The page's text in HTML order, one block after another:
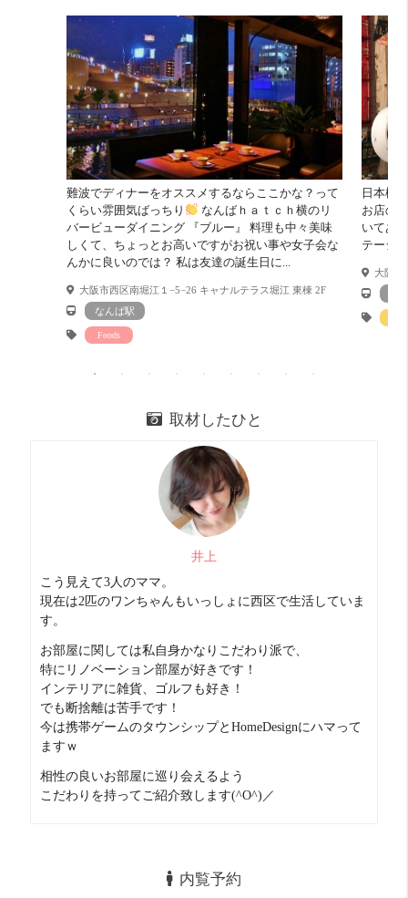
明るさ 良い！ 16 点
明るいお部屋です。
難波でディナーをオススメするならここかな？って
くらい雰囲気ばっちり
なんばｈａｔｃｈ横のリ
バービューダイニング 『ブルー』 料理も中々美味
しくて、ちょっとお高いですがお祝い事や女子会な
んかに良いのでは？ 私は友達の誕生日に...
大阪市西区南堀江１−5−26 キャナルテラス堀江 東棟 2F
なんば駅
Foods
日本橋
お店の
いてあ
テージ
大阪府
取材したひと
井上
こう見えて3人のママ。
現在は2匹のワンちゃんもいっしょに西区で生活していま
す。
お部屋に関しては私自身かなりこだわり派で、
特にリノベーション部屋が好きです！
インテリアに雑貨、ゴルフも好き！
でも断捨離は苦手です！
今は携帯ゲームのタウンシップとHomeDesignにハマって
ますｗ
相性の良いお部屋に巡り会えるよう
こだわりを持ってご紹介致します(^O^)／
内覧予約